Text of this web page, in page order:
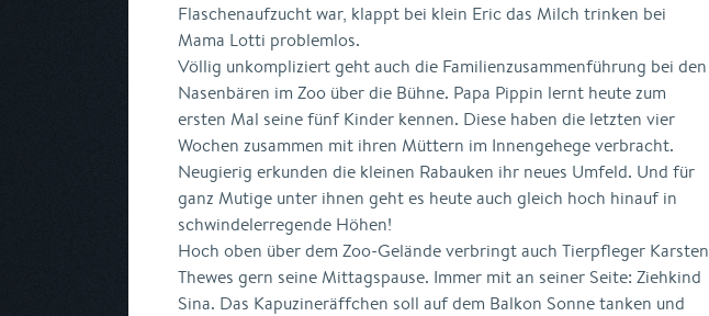
Flaschenaufzucht war, klappt bei klein Eric das Milch trinken bei
Mama Lotti problemlos.
Völlig unkompliziert geht auch die Familienzusammenführung bei den
Nasenbären im Zoo über die Bühne. Papa Pippin lernt heute zum
ersten Mal seine fünf Kinder kennen. Diese haben die letzten vier
Wochen zusammen mit ihren Müttern im Innengehege verbracht.
Neugierig erkunden die kleinen Rabauken ihr neues Umfeld. Und für
ganz Mutige unter ihnen geht es heute auch gleich hoch hinauf in
schwindelerregende Höhen!
Hoch oben über dem Zoo-Gelände verbringt auch Tierpfleger Karsten
Thewes gern seine Mittagspause. Immer mit an seiner Seite: Ziehkind
Sina. Das Kapuzineräffchen soll auf dem Balkon Sonne tanken und